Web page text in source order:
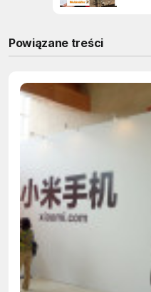
Powiązane treści